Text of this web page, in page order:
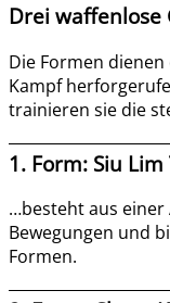
Drei
Die Formen
Kampf
trainieren sie die
1. Form: Siu Lim
…besteht aus einer
Bewegungen und
Formen.